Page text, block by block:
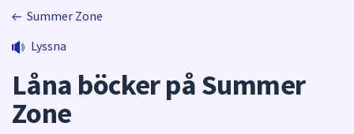
skriva
Summer Zone
Lyssna
Låna böcker på Summer
Zone